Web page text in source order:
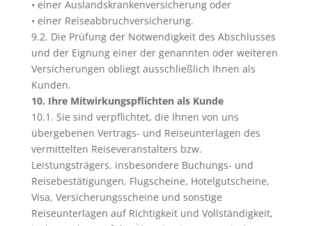
• einer Auslandskrankenversicherung oder
• einer Reiseabbruchversicherung.
9.2. Die Prüfung der Notwendigkeit des Abschlusses
und der Eignung einer der genannten oder weiteren
Versicherungen obliegt ausschließlich Ihnen als
Kunden.
10. Ihre Mitwirkungspflichten als Kunde
10.1. Sie sind verpflichtet, die Ihnen von uns
übergebenen Vertrags- und Reiseunterlagen des
vermittelten Reiseveranstalters bzw.
Leistungsträgers, insbesondere Buchungs- und
Reisebestätigungen, Flugscheine, Hotelgutscheine,
Visa, Versicherungsscheine und sonstige
Reiseunterlagen auf Richtigkeit und Vollständigkeit,